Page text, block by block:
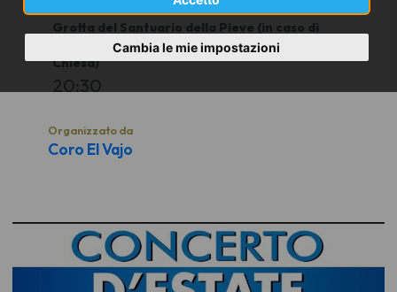
Cambia le mie impostazioni
Grotta del Santuario della Pieve (in caso di
maltempo il concerto si terrà presso la Nuova
Chiesa)
20:30
Organizzato da
Coro El Vajo